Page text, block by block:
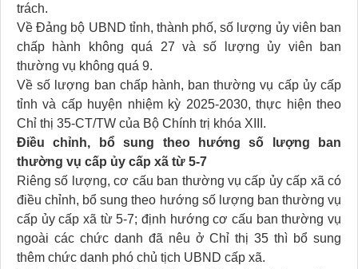
trách.
Về Đảng bộ UBND tỉnh, thành phố, số lượng ủy viên ban
chấp hành không quá 27 và số lượng ủy viên ban
thường vụ không quá 9.
Về số lượng ban chấp hành, ban thường vụ cấp ủy cấp
tỉnh và cấp huyện nhiệm kỳ 2025-2030, thực hiện theo
Chỉ thị 35-CT/TW của Bộ Chính trị khóa XIII.
Điều chỉnh, bổ sung theo hướng số lượng ban
thường vụ cấp ủy cấp xã từ 5-7
Riêng số lượng, cơ cấu ban thường vụ cấp ủy cấp xã có
điều chỉnh, bổ sung theo hướng số lượng ban thường vụ
cấp ủy cấp xã từ 5-7; định hướng cơ cấu ban thường vụ
ngoài các chức danh đã nêu ở Chỉ thị 35 thì bổ sung
thêm chức danh phó chủ tịch UBND cấp xã.